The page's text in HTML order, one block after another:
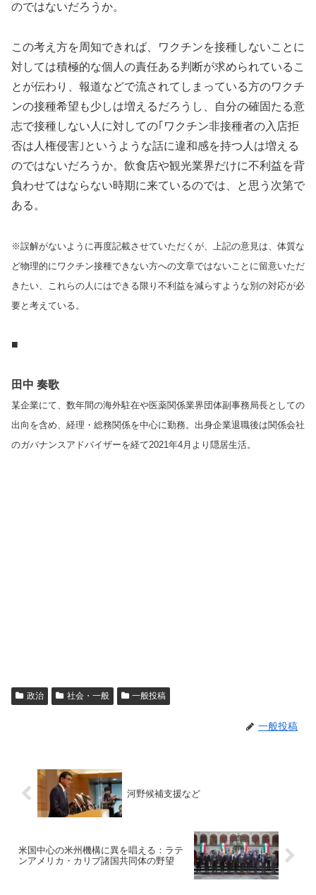
のではないだろうか。
この考え方を周知できれば、ワクチンを接種しないことに
対しては積極的な個人の責任ある判断が求められているこ
とが伝わり、報道などで流されてしまっている方のワクチ
ンの接種希望も少しは増えるだろうし、自分の確固たる意
志で接種しない人に対しての｢ワクチン非接種者の入店拒
否は人権侵害｣というような話に違和感を持つ人は増える
のではないだろうか。飲食店や観光業界だけに不利益を背
負わせてはならない時期に来ているのでは、と思う次第で
ある。
※誤解がないように再度記載させていただくが、上記の意見は、体質な
ど物理的にワクチン接種できない方への文章ではないことに留意いただ
きたい、これらの人にはできる限り不利益を減らすような別の対応が必
要と考えている。
■
田中 奏歌
某企業にて、数年間の海外駐在や医薬関係業界団体副事務局長としての
出向を含め、経理・総務関係を中心に勤務。出身企業退職後は関係会社
のガバナンスアドバイザーを経て2021年4月より隠居生活。
政治 社会・一般 一般投稿
一般投稿
河野候補支援など
米国中心の米州機構に異を唱える：ラテ
ンアメリカ・カリブ諸国共同体の野望